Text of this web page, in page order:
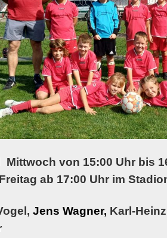
Mittwoch von 15:00 Uhr bis
ab 17:00 Uhr im
Jens Wagner, Karl-